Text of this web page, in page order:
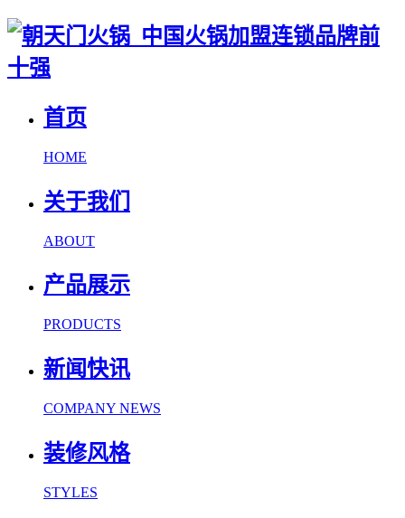
首页
HOME
关于我们
ABOUT
产品展示
PRODUCTS
新闻快讯
COMPANY NEWS
装修风格
STYLES